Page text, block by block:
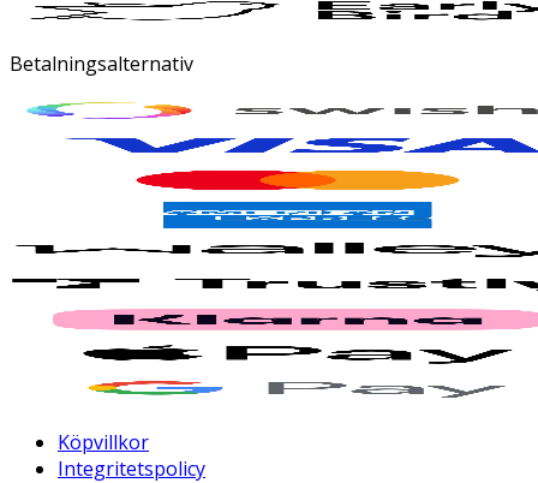
Betalningsalternativ
Köpvillkor
Integritetspolicy